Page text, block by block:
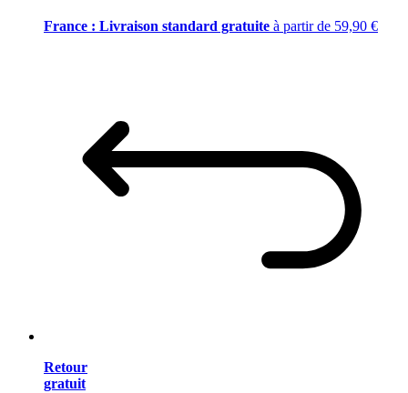
France : Livraison standard gratuite à partir de 59,90 €
Retour
gratuit